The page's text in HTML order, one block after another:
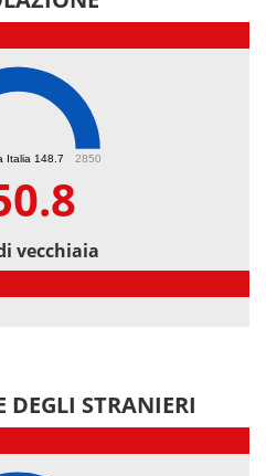
Italia 148.7 2850
vecchiaia
DEGLI STRANIERI